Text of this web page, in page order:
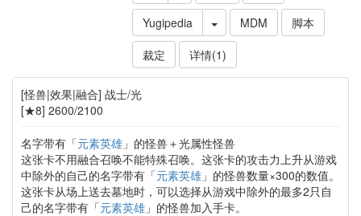
Yugipedia
MDM
脚本
裁定
详情(1)
[怪兽|效果|融合] 战士/光
[★8] 2600/2100
名字带有「元素英雄」的怪兽＋光属性怪兽
这张卡不用融合召唤不能特殊召唤。这张卡的攻击力上升从游戏
中除外的自己的名字带有「元素英雄」的怪兽数量×300的数值。
这张卡从场上送去墓地时，可以选择从游戏中除外的最多2只自
己的名字带有「元素英雄」的怪兽加入手卡。